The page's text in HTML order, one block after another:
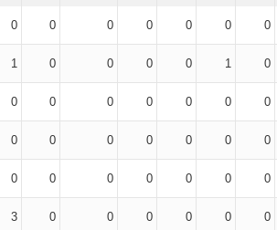
0 0 0 0 0 0 0
1 0 0 0 0 1 0
0 0 0 0 0 0 0
0 0 0 0 0 0 0
0 0 0 0 0 0 0
3 0 0 0 0 0 0